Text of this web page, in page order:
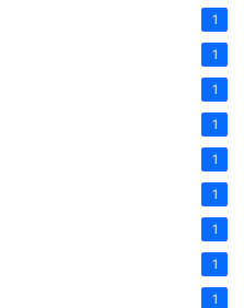
1
1
1
1
1
1
1
1
1